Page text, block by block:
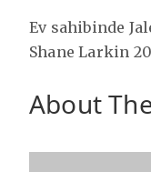
Ev sahibinde
Shane Larkin
About